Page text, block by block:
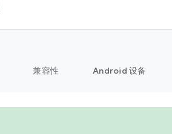
兼容性 Android 设备